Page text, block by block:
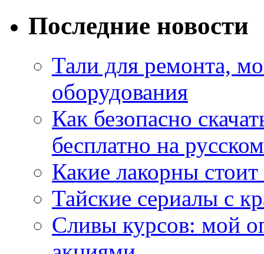
Последние новости
Тали для ремонта,
оборудования
Как безопасно
бесплатно на
Какие лакорны
Тайские сериалы с
Сливы курсов: мой